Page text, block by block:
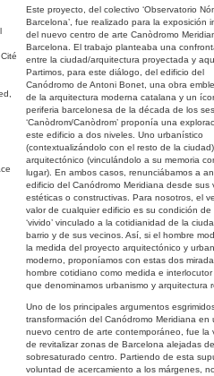
Este proyecto, del colectivo ‘Observatorio
Barcelona’, fue realizado para la exposición
del nuevo centro de arte Canòdromo
Barcelona. El trabajo planteaba una
entre la ciudad/arquitectura proyectada y
Partimos, para este diálogo, del edificio del
Canódromo de Antoni Bonet, una obra
de la arquitectura moderna catalana y un
periferia barcelonesa de la década de los
‘Canòdrom/Canòdrom’ proponía una
este edificio a dos niveles. Uno urbanístico
(contextualizándolo con el resto de la
arquitectónico (vinculándolo a su memoria
lugar). En ambos casos, renunciábamos a
edificio del Canódromo Meridiana desde sus
estéticas o constructivas. Para nosotros, el
valor de cualquier edificio es su condición de
‘vivido’ vinculado a la cotidianidad de la
barrio y de sus vecinos. Así, si el hombre
la medida del proyecto arquitectónico y
moderno, proponíamos con estas dos
hombre cotidiano como medida e
que denominamos urbanismo y arquitectura
Uno de los principales argumentos
transformación del Canódromo Meridiana en
nuevo centro de arte contemporáneo, fue la
de revitalizar zonas de Barcelona alejadas
sobresaturado centro. Partiendo de esta
voluntad de acercamiento a los márgenes,